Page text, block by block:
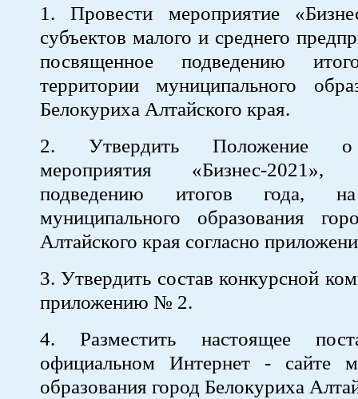
1. Провести мероприятие
субъектов малого и среднего
посвященное подведению
территории муниципального
Белокуриха Алтайского края.
2. Утвердить Положение о
мероприятия «Бизнес-2021»,
подведению итогов года, на
муниципального образования
Алтайского края согласно
3. Утвердить состав конкурсной
приложению № 2.
4. Разместить настоящее
официальном Интернет - сайте
образования город Белокуриха